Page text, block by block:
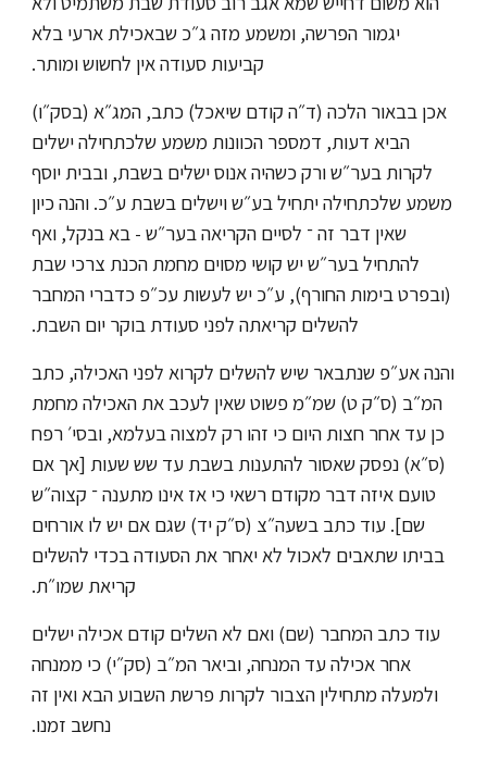
יגמור הפרשה, ומשמע מזה ג״כ שבאכילת ארעי בלא
קביעות סעודה אין לחשוש ומותר.
אכן בבאור הלכה (ד״ה קודם שיאכל) כתב, המג״א (בסק״ו)
הביא דעות, דמספר הכוונות משמע שלכתחילה ישלים
לקרות בער״ש ורק כשהיה אנוס ישלים בשבת, ובבית יוסף
משמע שלכתחילה יתחיל בע״ש וישלים בשבת ע״כ. והנה כיון
שאין דבר זה ־ לסיים הקריאה בער״ש - בא בנקל, ואף
להתחיל בער״ש יש קושי מסוים מחמת הכנת צרכי שבת
(ובפרט בימות החורף), ע״כ יש לעשות עכ״פ כדברי המחבר
להשלים קריאתה לפני סעודת בוקר יום השבת.
והנה אע״פ שנתבאר שיש להשלים לקרוא לפני האכילה, כתב
המ״ב (ס״ק ט) שמ״מ פשוט שאין לעכב את האכילה מחמת
כן עד אחר חצות היום כי זהו רק למצוה בעלמא, ובסי׳ רפח
(ס״א) נפסק שאסור להתענות בשבת עד שש שעות [אך אם
טועם איזה דבר מקודם רשאי כי אז אינו מתענה ־ קצוה״ש
שם]. עוד כתב בשעה״צ (ס״ק יד) שגם אם יש לו אורחים
בביתו שתאבים לאכול לא יאחר את הסעודה בכדי להשלים
קריאת שמו״ת.
עוד כתב המחבר (שם) ואם לא השלים קודם אכילה ישלים
אחר אכילה עד המנחה, וביאר המ״ב (סק״י) כי ממנחה
ולמעלה מתחילין הצבור לקרות פרשת השבוע הבא ואין זה
נחשב זמנו.